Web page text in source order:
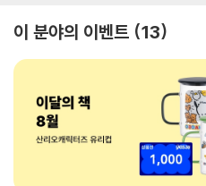
이 분야의 이벤트 13